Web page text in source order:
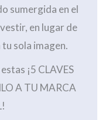
sumergida en el
en lugar de
sola imagen.
¡5 CLAVES
A TU MARCA